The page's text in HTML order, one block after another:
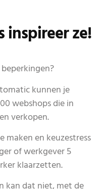
inspireer ze!
kunnen je
webshops die in
verkopen.
maken en keuzestress
of werkgever 5
klaarzetten.
kan dat niet, met de